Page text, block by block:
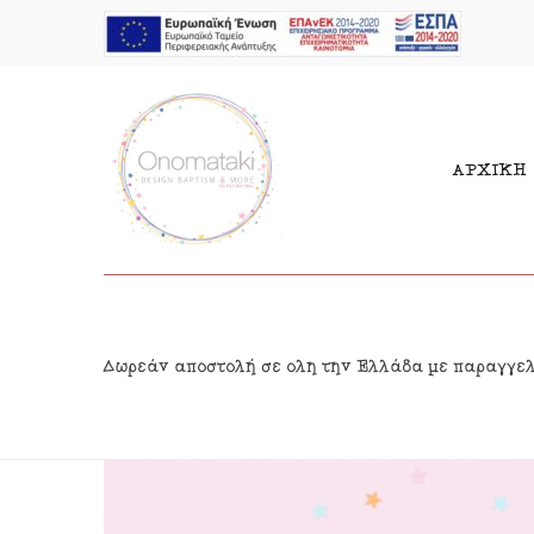
ΑΡΧΙΚΗ
Μπομπονιέρες Αγόρι
Προσκλητήρια Αγόρι
Προσκλητήρια Κορίτσι
Δωρεάν αποστολή σε όλη την Ελλάδα με